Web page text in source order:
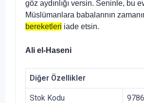
göz aydınlığı versin. Se­ninle, bu
Müslümanlara babalarının
bereketleri iade etsin.
Ali el-Haseni
Diğer Özellikler
Stok Kodu